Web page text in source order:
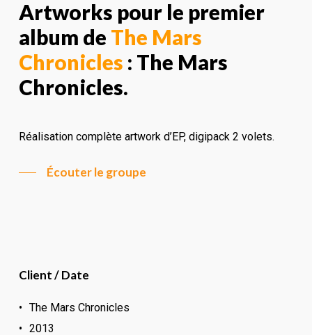
Artworks pour le premier
album de The Mars
Chronicles : The Mars
Chronicles.
Réalisation complète artwork d’EP, digipack 2 volets.
Écouter le groupe
Client / Date
The Mars Chronicles
2013